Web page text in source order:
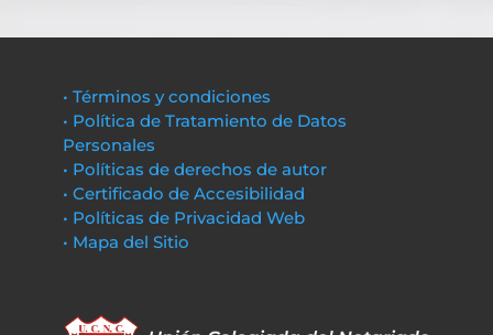
• Términos y condiciones
• Política de Tratamiento de Datos
Personales
• Políticas de derechos de autor
• Certificado de Accesibilidad
• Políticas de Privacidad Web
• Mapa del Sitio